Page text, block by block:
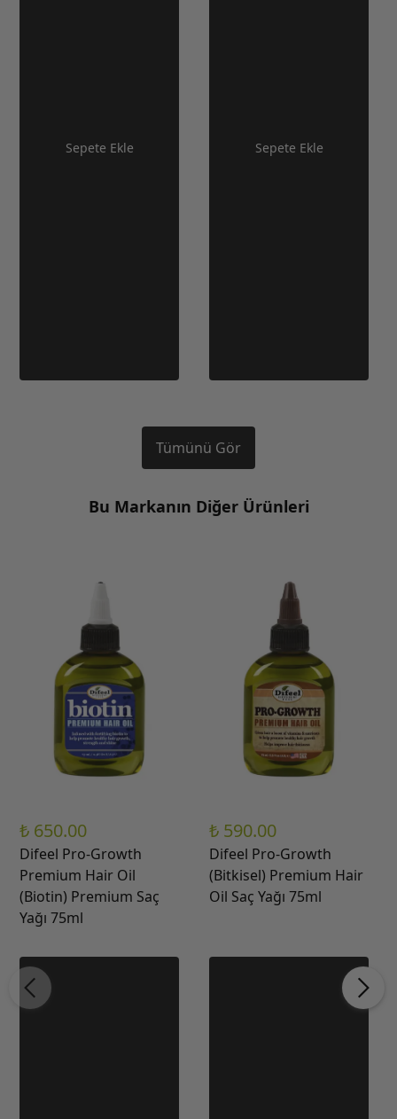
Sepete Ekle Sepete Ekle
Tümünü Gör
Bu Markanın Diğer Ürünleri
₺ 650.00
Difeel Pro-Growth
Premium Hair Oil
(Biotin) Premium Saç
Yağı 75ml
₺ 590.00
Difeel Pro-Growth
(Bitkisel) Premium Hair
Oil Saç Yağı 75ml